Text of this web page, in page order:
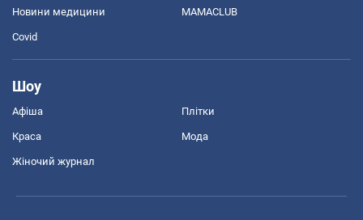
Новини медицини MAMACLUB
Covid
Шоу
Афіша Плітки
Краса Мода
Жіночий журнал